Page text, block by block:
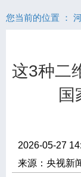
您当前的位置 ：
这3种二
国
2026-05-27
来源：央视新